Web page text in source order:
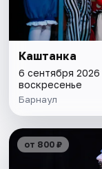
Каштанка
6 сентября 2026
воскресенье
Барнаул
от 800 ₽